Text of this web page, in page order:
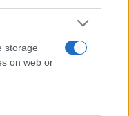
storage
on web or